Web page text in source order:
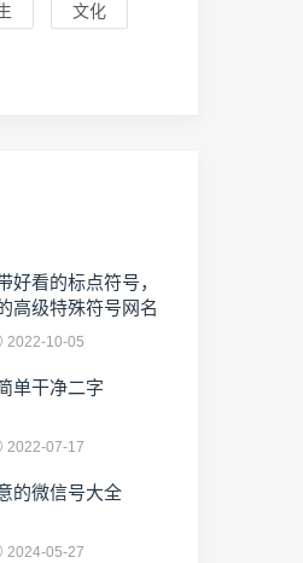
文化
好看的标点符号，
高级特殊符号网名
2022-10-05
单干净二字
2022-07-17
的微信号大全
2024-05-27